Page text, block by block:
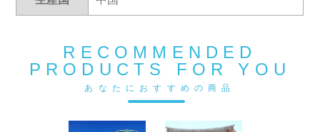
RECOMMENDED
PRODUCTS FOR YOU
あなたにおすすめの商品